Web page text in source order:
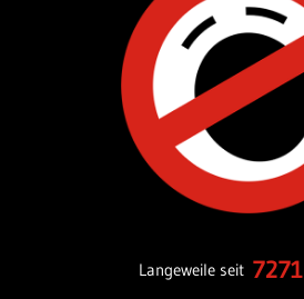
Langeweile seit 7271